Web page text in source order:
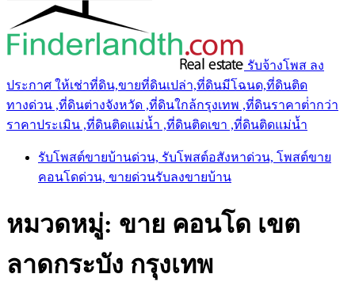
รับจ้างโพส ลง
ประกาศ ให้เช่าที่ดิน,ขายที่ดินเปล่า,ที่ดินมีโฉนด,ที่ดินติด
ทางด่วน ,ที่ดินต่างจังหวัด ,ที่ดินใกล้กรุงเทพ ,ที่ดินราคาต่ํากว่า
ราคาประเมิน ,ที่ดินติดแม่น้ำ ,ที่ดินติดเขา ,ที่ดินติดแม่น้ำ
รับโพสต์ขายบ้านด่วน, รับโพสต์อสังหาด่วน, โพสต์ขาย
คอนโดด่วน, ขายด่วนรับลงขายบ้าน
หมวดหมู่: ขาย คอนโด เขต
ลาดกระบัง กรุงเทพ